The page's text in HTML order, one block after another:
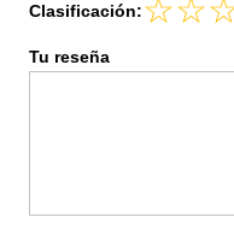
Clasificación:
Tu reseña